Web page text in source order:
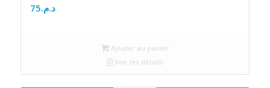
د.م.75
Ajouter au panier
Voir les détails